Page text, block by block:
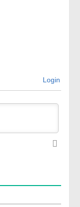
Login